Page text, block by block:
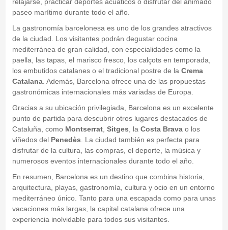
paseo marítimo durante todo el año.
La gastronomía barcelonesa es uno de los grandes atractivos
de la ciudad. Los visitantes podrán degustar cocina
mediterránea de gran calidad, con especialidades como la
paella, las tapas, el marisco fresco, los calçots en temporada,
los embutidos catalanes o el tradicional postre de la Crema
Catalana. Además, Barcelona ofrece una de las propuestas
gastronómicas internacionales más variadas de Europa.
Gracias a su ubicación privilegiada, Barcelona es un excelente
punto de partida para descubrir otros lugares destacados de
Cataluña, como Montserrat, Sitges , la Costa Bravao los
viñedos del Penedès . La ciudad también es perfecta para
disfrutar de la cultura, las compras, el deporte, la música y
numerosos eventos internacionales durante todo el año.
En resumen, Barcelona es un destino que combina historia,
arquitectura, playas, gastronomía, cultura y ocio en un entorno
mediterráneo único. Tanto para una escapada como para unas
vacaciones más largas, la capital catalana ofrece una
experiencia inolvidable para todos sus visitantes.